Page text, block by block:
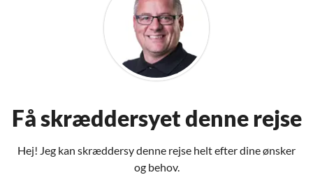
Få skræddersyet denne rejse
Hej! Jeg kan skræddersy denne rejse helt efter dine ønsker
og behov.